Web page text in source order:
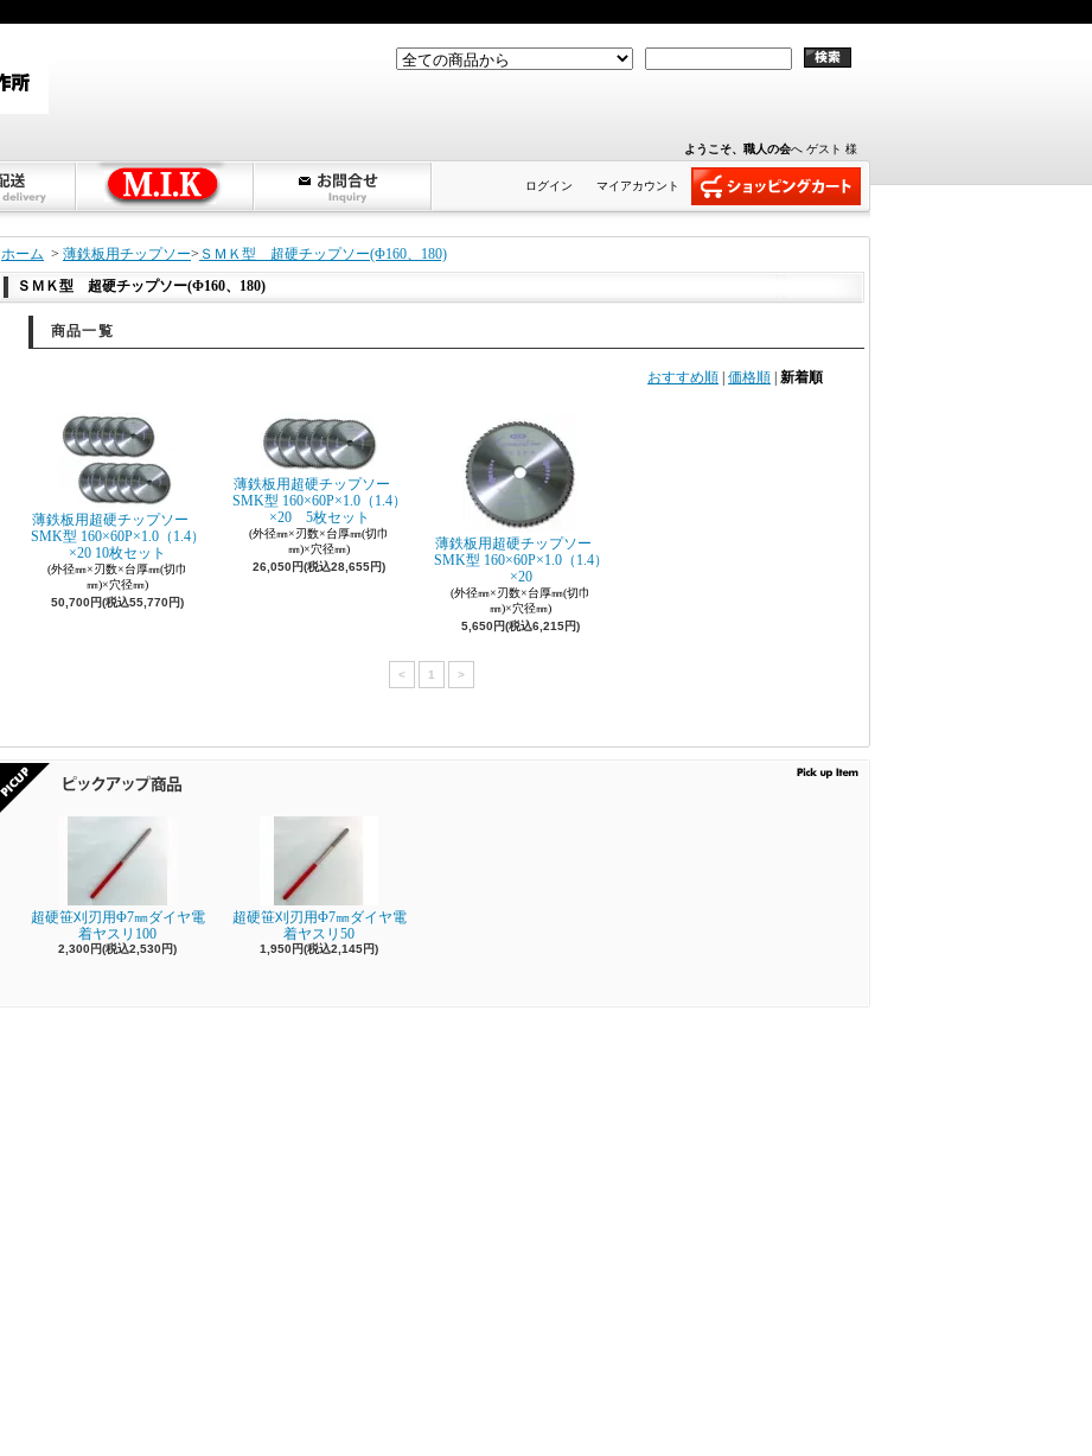
ようこそ、職人の会へ ゲスト 様
マイアカウント
ログイン
ホーム > 薄鉄板用チップソー> ＳＭＫ型 超硬チップソー(Φ160、180)
ＳＭＫ型 超硬チップソー(Φ160、180)
商品一覧
おすすめ順 価格順 新着順
薄鉄板用超硬チップソー
SMK型 160×60P×1.0（1.4）
×20 10枚セット
(外径㎜×刃数×台厚㎜(切巾
㎜)×穴径㎜)
50,700円(税込55,770円)
薄鉄板用超硬チップソー
SMK型 160×60P×1.0（1.4）
×20 5枚セット
(外径㎜×刃数×台厚㎜(切巾
㎜)×穴径㎜)
26,050円(税込28,655円)
薄鉄板用超硬チップソー
SMK型 160×60P×1.0（1.4）
×20
(外径㎜×刃数×台厚㎜(切巾
㎜)×穴径㎜)
5,650円(税込6,215円)
< 1 >
超硬笹刈刃用Φ7㎜ダイヤ電
着ヤスリ100
2,300円(税込2,530円)
超硬笹刈刃用Φ7㎜ダイヤ電
着ヤスリ50
1,950円(税込2,145円)